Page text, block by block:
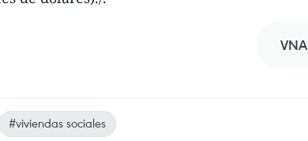
VNA
#viviendas sociales